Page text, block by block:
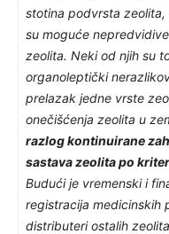
stotina podvrsta
su moguće
zeolita. Neki od njih su
organoleptički
prelazak jedne vrste
onečišćenja zeolita u
razlog kontinuirane
sastava zeolita po
Budući je vremenski i
registracija medicinskih
distributeri ostalih